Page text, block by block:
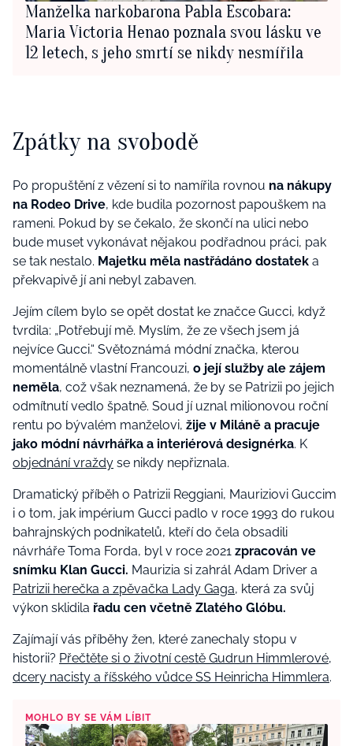
Manželka narkobarona Pabla Escobara:
Maria Victoria Henao poznala svou lásku ve
12 letech, s jeho smrtí se nikdy nesmířila
Zpátky na svobodě
Po propuštění z vězení si to namířila rovnou na nákupy
na Rodeo Drive, kde budila pozornost papouškem na
rameni. Pokud by se čekalo, že skončí na ulici nebo
bude muset vykonávat nějakou podřadnou práci, pak
se tak nestalo. Majetku měla nastřádáno dostatek a
překvapivě jí ani nebyl zabaven.
Jejím cílem bylo se opět dostat ke značce Gucci, když
tvrdila: „Potřebují mě. Myslím, že ze všech jsem já
nejvíce Gucci.“ Světoznámá módní značka, kterou
momentálně vlastní Francouzi, o její služby ale zájem
neměla, což však neznamená, že by se Patrizii po jejich
odmítnutí vedlo špatně. Soud jí uznal milionovou roční
rentu po bývalém manželovi, žije v Miláně a pracuje
jako módní návrhářka a interiérová designérka. K
objednání vraždy se nikdy nepřiznala.
Dramatický příběh o Patrizii Reggiani, Mauriziovi Guccim
i o tom, jak impérium Gucci padlo v roce 1993 do rukou
bahrajnských podnikatelů, kteří do čela obsadili
návrháře Toma Forda, byl v roce 2021 zpracován ve
snímku Klan Gucci. Maurizia si zahrál Adam Driver a
Patrizii herečka a zpěvačka Lady Gaga, která za svůj
výkon sklidila řadu cen včetně Zlatého Glóbu.
Zajímají vás příběhy žen, které zanechaly stopu v
historii? Přečtěte si o životní cestě Gudrun Himmlerové,
dcery nacisty a říšského vůdce SS Heinricha Himmlera.
MOHLO BY SE VÁM LÍBIT